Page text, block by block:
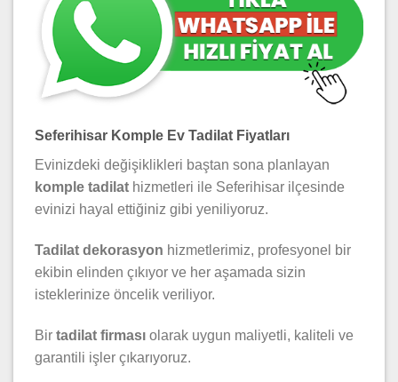
Seferihisar Komple Ev Tadilat Fiyatları
Evinizdeki değişiklikleri baştan sona planlayan
komple tadilat hizmetleri ile Seferihisar ilçesinde
evinizi hayal ettiğiniz gibi yeniliyoruz.
Tadilat dekorasyon hizmetlerimiz, profesyonel bir
ekibin elinden çıkıyor ve her aşamada sizin
isteklerinize öncelik veriliyor.
Bir tadilat firması olarak uygun maliyetli, kaliteli ve
garantili işler çıkarıyoruz.